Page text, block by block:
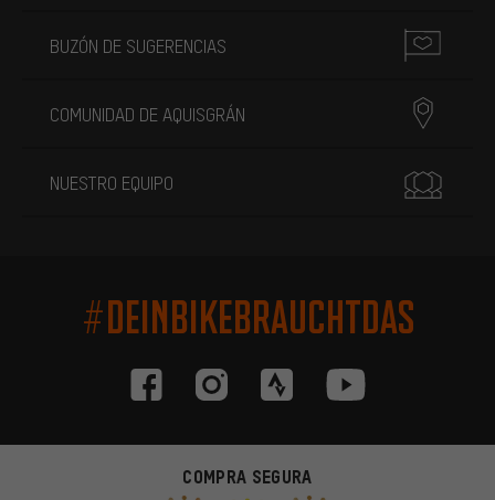
BUZÓN DE SUGERENCIAS
COMUNIDAD DE AQUISGRÁN
NUESTRO EQUIPO
#DEINBIKEBRAUCHTDAS
COMPRA SEGURA